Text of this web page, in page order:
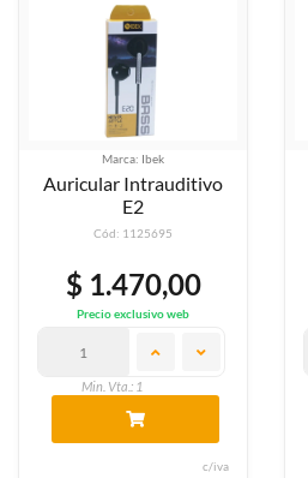
Marca: Ibek
Auricular Intrauditivo
E2
Cód: 1125695
$ 1.470,00
Precio exclusivo web
Min. Vta.: 1
c/iva